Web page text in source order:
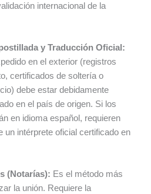
internacional de la
y Traducción Oficial:
en el exterior (registros
certificados de soltería o
debe estar debidamente
en el país de origen. Si los
en idioma español, requieren
un intérprete oficial certificado en
(Notarías): Es el método más
la unión. Requiere la